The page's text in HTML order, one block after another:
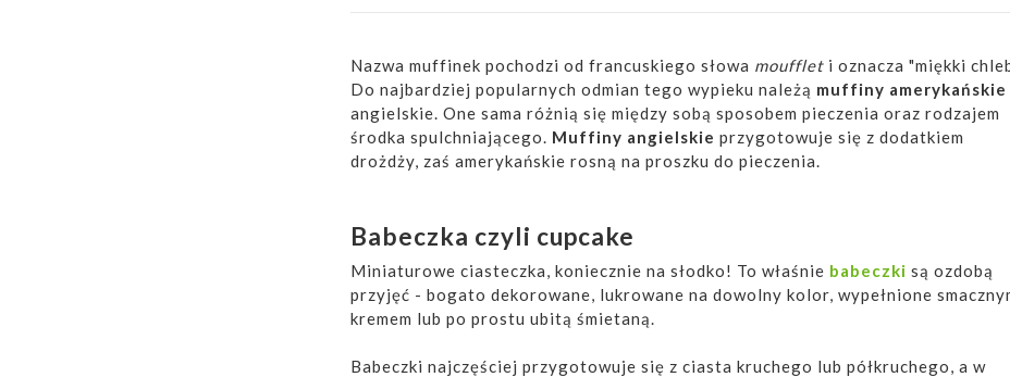
Nazwa muffinek pochodzi od francuskiego słowa moufflet i oznacza "miękki
Do najbardziej popularnych odmian tego wypieku należą muffiny amerykańskie
angielskie. One sama różnią się między sobą sposobem pieczenia oraz rodzajem
środka spulchniającego. Muffiny angielskie przygotowuje się z dodatkiem
drożdży, zaś amerykańskie rosną na proszku do pieczenia.
Babeczka czyli cupcake
Miniaturowe ciasteczka, koniecznie na słodko! To właśnie babeczki są ozdobą
przyjęć - bogato dekorowane, lukrowane na dowolny kolor, wypełnione
kremem lub po prostu ubitą śmietaną.
Babeczki najczęściej przygotowuje się z ciasta kruchego lub półkruchego, a w